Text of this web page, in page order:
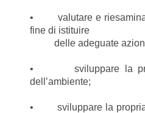
• valutare e
fine di istituire
delle adeguate azioni
• sviluppare la
dell’ambiente;
• sviluppare la propria